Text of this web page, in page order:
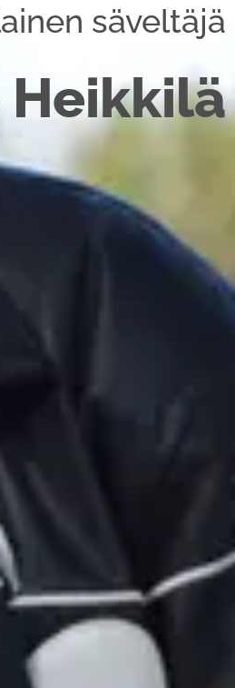
säveltäjä
Heikkilä